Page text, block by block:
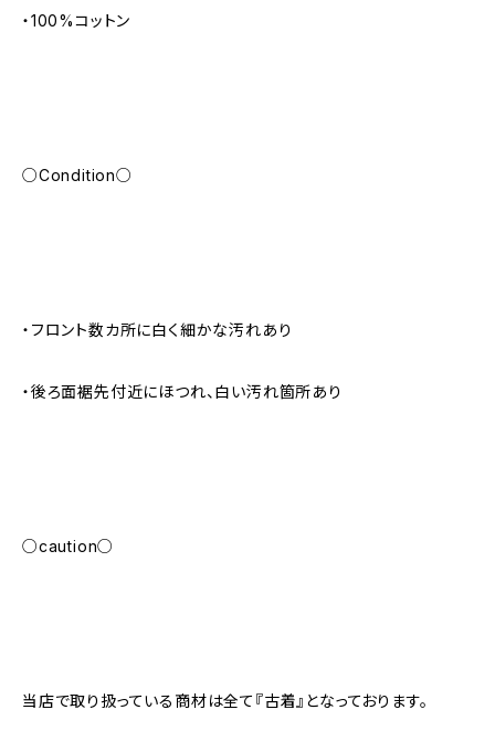
・100%コットン
○Condition○
・フロント数カ所に白く細かな汚れあり
・後ろ面裾先付近にほつれ、白い汚れ箇所あり
○caution○
当店で取り扱っている商材は全て『古着』となっております。